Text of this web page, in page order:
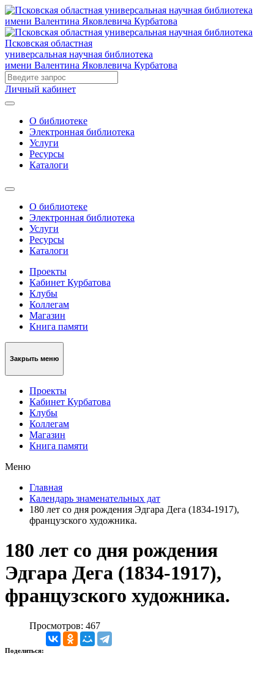
Псковская областная
универсальная научная библиотека
имени Валентина Яковлевича Курбатова
Личный кабинет
О библиотеке
Электронная библиотека
Услуги
Ресурсы
Каталоги
О библиотеке
Электронная библиотека
Услуги
Ресурсы
Каталоги
Проекты
Кабинет Курбатова
Клубы
Коллегам
Магазин
Книга памяти
Закрыть меню
Проекты
Кабинет Курбатова
Клубы
Коллегам
Магазин
Книга памяти
Меню
Главная
Календарь знаменательных дат
180 лет со дня рождения Эдгара Дега (1834-1917),
французского художника.
180 лет со дня рождения
Эдгара Дега (1834-1917),
французского художника.
Просмотров: 467
Поделиться: